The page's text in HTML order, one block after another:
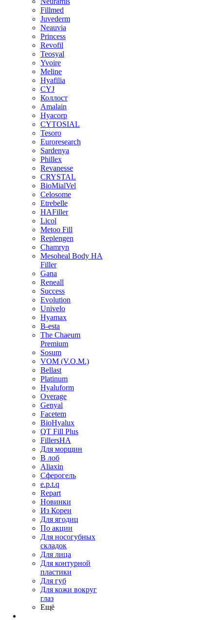
Fillmed
Juvederm
Neauvia
Princess
Revofil
Teosyal
Yvoire
Meline
Hyafilia
CYJ
Коллост
Amalain
Hyacorp
CYTOSIAL
Tesoro
Euroresearch
Sardenya
Phillex
Revanesse
CRYSTAL
BioMialVel
Celosome
Etrebelle
HAFiller
Licol
Metoo Fill
Replengen
Chamryn
Mesoheal Body HA
Filler
Gana
Reneall
Success
Evolution
Univelo
Hyamax
B-esta
The Chaeum
Premium
Sosum
VOM (V.O.M.)
Bellast
Platinum
Hyaluform
Overage
Genyal
Facetem
BioHyalux
QT Fill Plus
FillersHA
Для морщин
В лоб
Aliaxin
Сферогель
e.p.t.q
Repart
Новинки
Из Кореи
Для ягодиц
По акции
Для носогубных
складок
Для лица
Для контурной
пластики
Для губ
Для кожи вокруг
глаз
Ещё